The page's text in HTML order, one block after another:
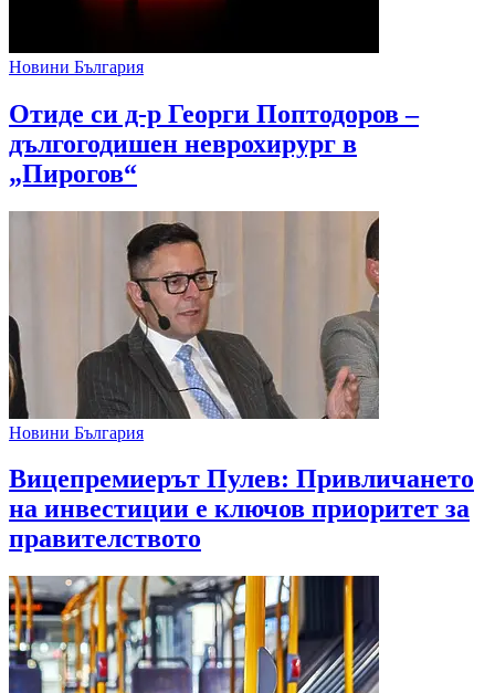
Новини България
Отиде си д-р Георги Поптодоров –
дългогодишен неврохирург в
„Пирогов“
Новини България
Вицепремиерът Пулев: Привличането
на инвестиции е ключов приоритет за
правителството